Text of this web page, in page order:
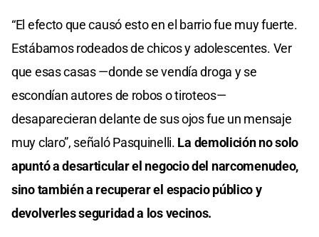
“El efecto que causó esto en el barrio fue muy fuerte.
Estábamos rodeados de chicos y adolescentes. Ver
que esas casas —donde se vendía droga y se
escondían autores de robos o tiroteos—
desaparecieran delante de sus ojos fue un mensaje
muy claro”, señaló Pasquinelli. La demolición no solo
apuntó a desarticular el negocio del narcomenudeo,
sino también a recuperar el espacio público y
devolverles seguridad a los vecinos.